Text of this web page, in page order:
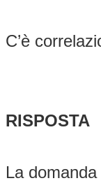
C’è
RISPOSTA
La